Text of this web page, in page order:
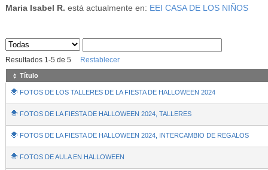
Maria Isabel R. está actualmente en: EEI CASA DE LOS NIÑOS
Sus archivos
Resultados 1-5 de 5 Restablecer
Título
FOTOS DE LOS TALLERES DE LA FIESTA DE HALLOWEEN 2024
FOTOS DE LA FIESTA DE HALLOWEEN 2024, TALLERES
FOTOS DE LA FIESTA DE HALLOWEEN 2024, INTERCAMBIO DE REGALOS
FOTOS DE AULA EN HALLOWEEN